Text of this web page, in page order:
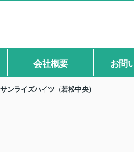
会社概要 お問
サンライズハイツ（若松中央）